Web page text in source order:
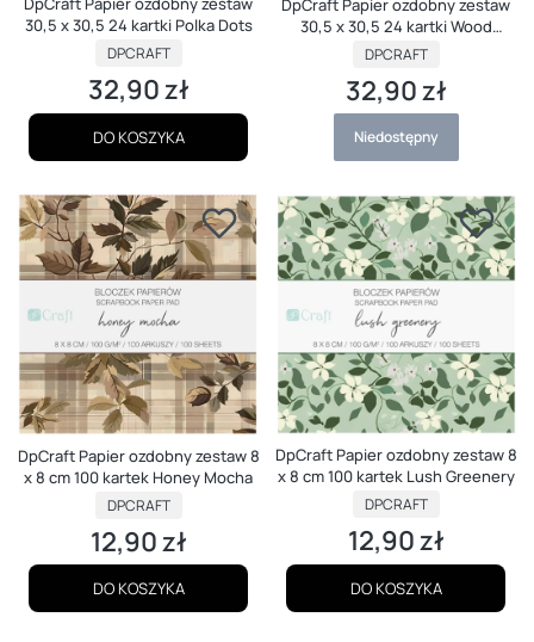
30,5 x 30,5 24 kartki Polka Dots
PRODUCENT
DPCRAFT
Cena
32,90 zł
DO KOSZYKA
DpCraft Papier ozdobny zestaw
30,5 x 30,5 24 kartki Wood
Textures
PRODUCENT
DPCRAFT
Cena
32,90 zł
Niedostępny
DpCraft Papier ozdobny zestaw 8
x 8 cm 100 kartek Honey Mocha
PRODUCENT
DPCRAFT
Cena
12,90 zł
DO KOSZYKA
DpCraft Papier ozdobny zestaw 8
x 8 cm 100 kartek Lush Greenery
PRODUCENT
DPCRAFT
Cena
12,90 zł
DO KOSZYKA